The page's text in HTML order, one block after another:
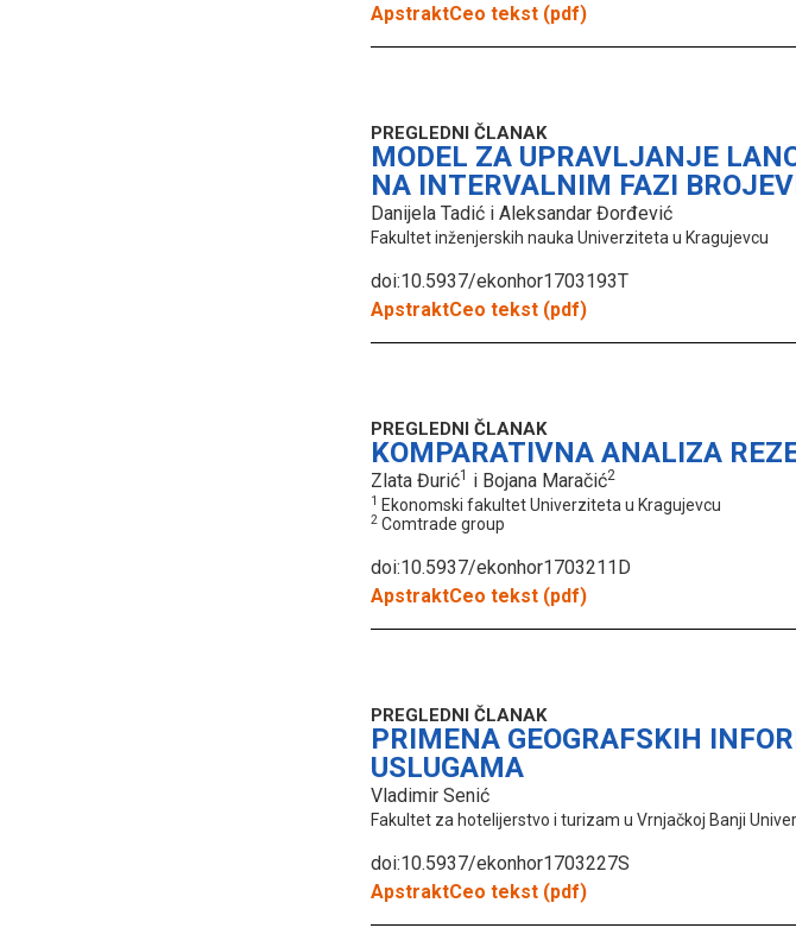
ApstraktCeo tekst (pdf)
PREGLEDNI ČLANAK
MODEL ZA UPRAVLJANJE
NA INTERVALNIM FAZI
Danijela Tadić i Aleksandar Đorđević
Fakultet inženjerskih nauka Univerziteta u Kragujevcu
doi:10.5937/ekonhor1703193T
ApstraktCeo tekst (pdf)
PREGLEDNI ČLANAK
KOMPARATIVNA ANALIZA
Zlata Đurić1 i Bojana Maračić2
1 Ekonomski fakultet Univerziteta u Kragujevcu
2 Comtrade group
doi:10.5937/ekonhor1703211D
ApstraktCeo tekst (pdf)
PREGLEDNI ČLANAK
PRIMENA GEOGRAFSKIH
USLUGAMA
Vladimir Senić
Fakultet za hotelijerstvo i turizam u Vrnjačkoj Banji
doi:10.5937/ekonhor1703227S
ApstraktCeo tekst (pdf)